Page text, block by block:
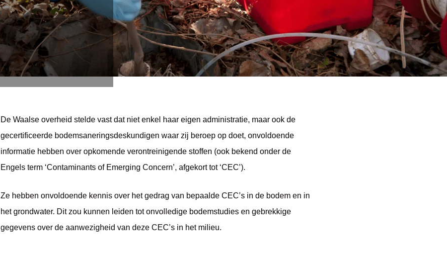
De Waalse overheid stelde vast dat niet enkel haar eigen administratie, maar ook de
gecertificeerde bodemsaneringsdeskundigen waar zij beroep op doet, onvoldoende
informatie hebben over opkomende verontreinigende stoffen (ook bekend onder de
Engels term ‘Contaminants of Emerging Concern’, afgekort tot ‘CEC’).
Ze hebben onvoldoende kennis over het gedrag van bepaalde CEC’s in de bodem en in
het grondwater. Dit zou kunnen leiden tot onvolledige bodemstudies en gebrekkige
gegevens over de aanwezigheid van deze CEC’s in het milieu.